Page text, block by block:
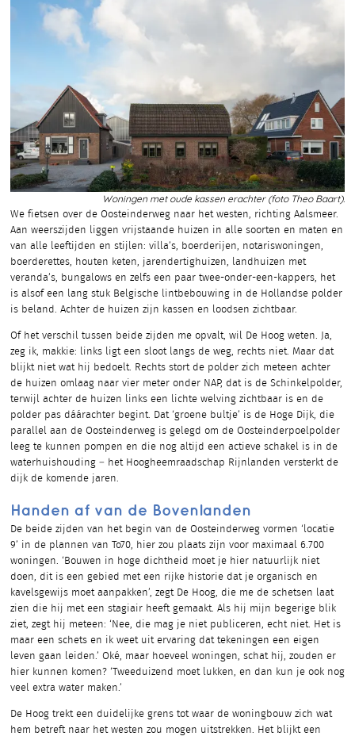
Woningen met oude kassen erachter (foto Theo Baart).
We fietsen over de Oosteinderweg naar het westen, richting Aalsmeer.
Aan weerszijden liggen vrijstaande huizen in alle soorten en maten en
van alle leeftijden en stijlen: villa’s, boerderijen, notariswoningen,
boerderettes, houten keten, jarendertighuizen, landhuizen met
veranda’s, bungalows en zelfs een paar twee-onder-een-kappers, het
is alsof een lang stuk Belgische lintbebouwing in de Hollandse polder
is beland. Achter de huizen zijn kassen en loodsen zichtbaar.
Of het verschil tussen beide zijden me opvalt, wil De Hoog weten. Ja,
zeg ik, makkie: links ligt een sloot langs de weg, rechts niet. Maar dat
blijkt niet wat hij bedoelt. Rechts stort de polder zich meteen achter
de huizen omlaag naar vier meter onder NAP, dat is de Schinkelpolder,
terwijl achter de huizen links een lichte welving zichtbaar is en de
polder pas dáárachter begint. Dat ‘groene bultje’ is de Hoge Dijk, die
parallel aan de Oosteinderweg is gelegd om de Oosteinderpoelpolder
leeg te kunnen pompen en die nog altijd een actieve schakel is in de
waterhuishouding – het Hoogheemraadschap Rijnlanden versterkt de
dijk de komende jaren.
Handen af van de Bovenlanden
De beide zijden van het begin van de Oosteinderweg vormen ‘locatie
9’ in de plannen van To70, hier zou plaats zijn voor maximaal 6.700
woningen. ‘Bouwen in hoge dichtheid moet je hier natuurlijk niet
doen, dit is een gebied met een rijke historie dat je organisch en
kavelsgewijs moet aanpakken’, zegt De Hoog, die me de schetsen laat
zien die hij met een stagiair heeft gemaakt. Als hij mijn begerige blik
ziet, zegt hij meteen: ‘Nee, die mag je niet publiceren, echt niet. Het is
maar een schets en ik weet uit ervaring dat tekeningen een eigen
leven gaan leiden.’ Oké, maar hoeveel woningen, schat hij, zouden er
hier kunnen komen? ‘Tweeduizend moet lukken, en dan kun je ook nog
veel extra water maken.’
De Hoog trekt een duidelijke grens tot waar de woningbouw zich wat
hem betreft naar het westen zou mogen uitstrekken. Het blijkt een